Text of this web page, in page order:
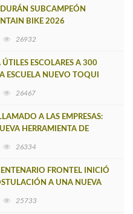
SUBCAMPEÓN
BIKE 2026
26932
ÚTILES ESCOLARES A 300
ESCUELA NUEVO TOQUI
26467
A LAS EMPRESAS:
HERRAMIENTA DE
26334
FRONTEL INICIÓ
A UNA NUEVA
25733